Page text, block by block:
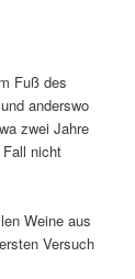
Fuß des
anderswo
zwei Jahre
nicht
Weine aus
Versuch